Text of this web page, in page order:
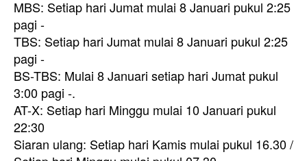
MBS: Setiap hari Jumat mulai 8 Januari pukul 2:25
pagi -
TBS: Setiap hari Jumat mulai 8 Januari pukul 2:25
pagi -
BS-TBS: Mulai 8 Januari setiap hari Jumat pukul
3:00 pagi -.
AT-X: Setiap hari Minggu mulai 10 Januari pukul
22:30
Siaran ulang: Setiap hari Kamis mulai pukul 16.30 /